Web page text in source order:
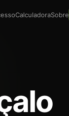
CalculadoraSobre